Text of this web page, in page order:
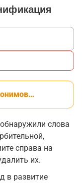
слова
справа на
их.
в развитие